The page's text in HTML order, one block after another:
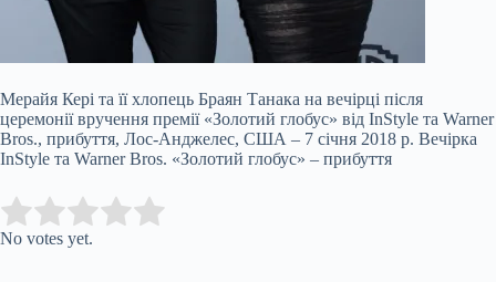
Мерайя Кері та її хлопець Браян Танака на вечірці після
церемонії вручення премії «Золотий глобус» від InStyle та Warner
Bros., прибуття, Лос-Анджелес, США – 7 січня 2018 р. Вечірка
InStyle та Warner Bros. «Золотий глобус» – прибуття
Rate this item:
No votes yet.